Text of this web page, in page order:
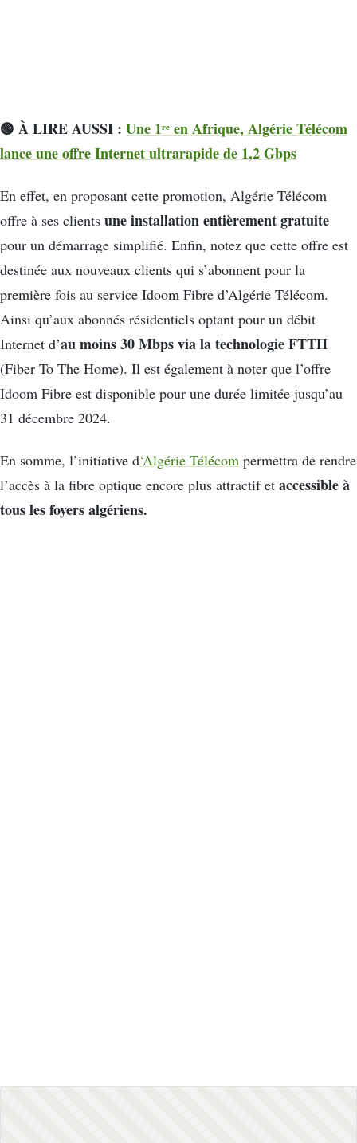
🟢 À LIRE AUSSI : Une 1ʳᵉ en Afrique, Algérie Télécom
lance une offre Internet ultrarapide de 1,2 Gbps
En effet, en proposant cette promotion, Algérie Télécom
offre à ses clients une installation entièrement gratuite
pour un démarrage simplifié. Enfin, notez que cette offre est
destinée aux nouveaux clients qui s’abonnent pour la
première fois au service Idoom Fibre d’Algérie Télécom.
Ainsi qu’aux abonnés résidentiels optant pour un débit
Internet d’au moins 30 Mbps via la technologie FTTH
(Fiber To The Home). Il est également à noter que l’offre
Idoom Fibre est disponible pour une durée limitée jusqu’au
31 décembre 2024.
En somme, l’initiative d‘Algérie Télécom permettra de rendre
l’accès à la fibre optique encore plus attractif et accessible à
tous les foyers algériens.